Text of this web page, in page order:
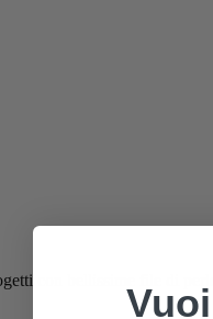
con bellissime file di